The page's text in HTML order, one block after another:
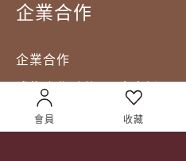
企業合作
企業合作
成為合作夥伴 ＆ 大宗採
會員 收藏